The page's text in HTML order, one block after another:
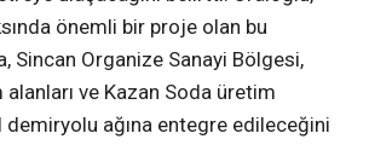
önemli bir proje olan bu
Sincan Organize Sanayi Bölgesi,
ve Kazan Soda üretim
ağına entegre edileceğini